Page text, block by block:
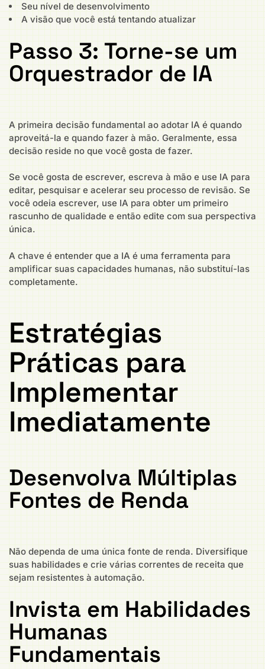
Seu nível de desenvolvimento
A visão que você está tentando atualizar
Passo 3: Torne-se um
Orquestrador de IA
A primeira decisão fundamental ao adotar IA é quando
aproveitá-la e quando fazer à mão. Geralmente, essa
decisão reside no que você gosta de fazer.
Se você gosta de escrever, escreva à mão e use IA para
editar, pesquisar e acelerar seu processo de revisão. Se
você odeia escrever, use IA para obter um primeiro
rascunho de qualidade e então edite com sua perspectiva
única.
A chave é entender que a IA é uma ferramenta para
amplificar suas capacidades humanas, não substituí-las
completamente.
Estratégias
Práticas para
Implementar
Imediatamente
Desenvolva Múltiplas
Fontes de Renda
Não dependa de uma única fonte de renda. Diversifique
suas habilidades e crie várias correntes de receita que
sejam resistentes à automação.
Invista em Habilidades
Humanas
Fundamentais